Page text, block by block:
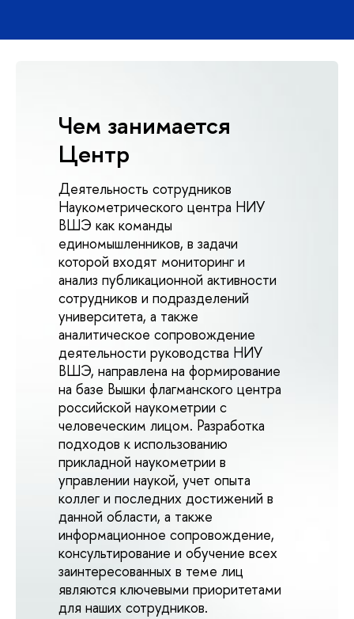
Чем занимается
Центр
Деятельность сотрудников
Наукометрического центра НИУ
ВШЭ как команды
единомышленников, в задачи
которой входят мониторинг и
анализ публикационной активности
сотрудников и подразделений
университета, а также
аналитическое сопровождение
деятельности руководства НИУ
ВШЭ, направлена на формирование
на базе Вышки флагманского центра
российской наукометрии с
человеческим лицом. Разработка
подходов к использованию
прикладной наукометрии в
управлении наукой, учет опыта
коллег и последних достижений в
данной области, а также
информационное сопровождение,
консультирование и обучение всех
заинтересованных в теме лиц
являются ключевыми приоритетами
для наших сотрудников.